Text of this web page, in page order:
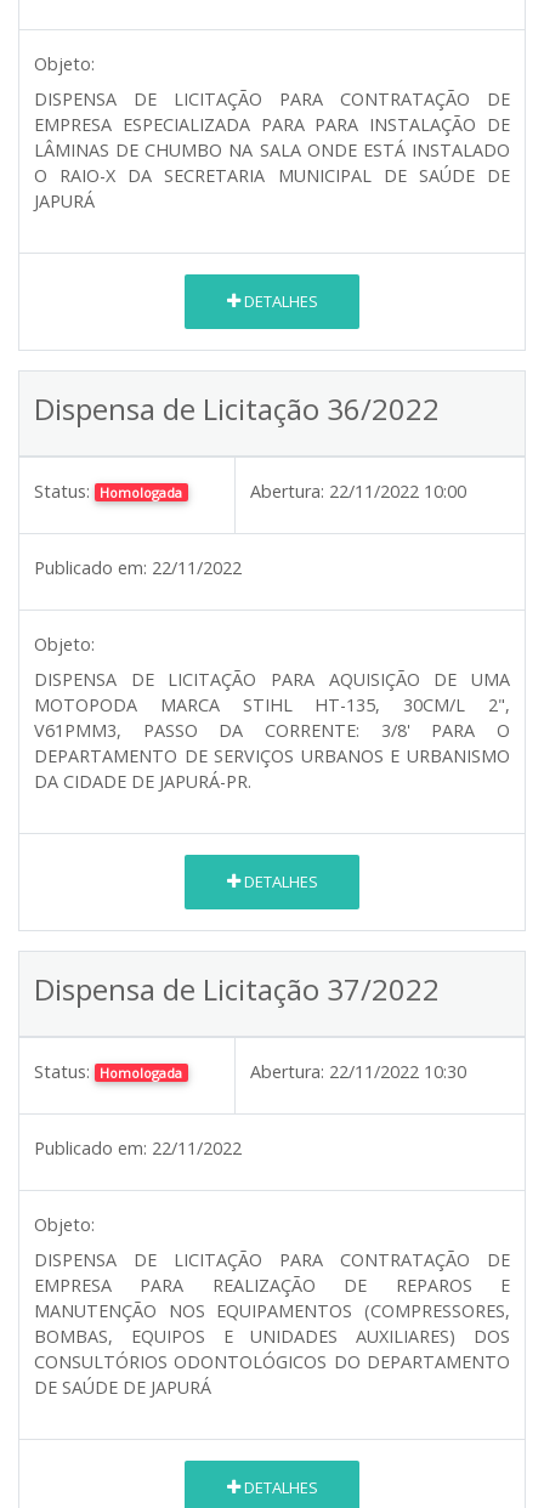
Objeto:
DISPENSA DE LICITAÇÃO PARA CONTRATAÇÃO DE
EMPRESA ESPECIALIZADA PARA PARA INSTALAÇÃO DE
LÂMINAS DE CHUMBO NA SALA ONDE ESTÁ INSTALADO
O RAIO-X DA SECRETARIA MUNICIPAL DE SAÚDE DE
JAPURÁ
DETALHES
Dispensa de Licitação 36/2022
Status: Homologada Abertura: 22/11/2022 10:00
Publicado em: 22/11/2022
Objeto:
DISPENSA DE LICITAÇÃO PARA AQUISIÇÃO DE UMA
MOTOPODA MARCA STIHL HT-135, 30CM/L 2",
V61PMM3, PASSO DA CORRENTE: 3/8' PARA O
DEPARTAMENTO DE SERVIÇOS URBANOS E URBANISMO
DA CIDADE DE JAPURÁ-PR.
DETALHES
Dispensa de Licitação 37/2022
Status: Homologada Abertura: 22/11/2022 10:30
Publicado em: 22/11/2022
Objeto:
DISPENSA DE LICITAÇÃO PARA CONTRATAÇÃO DE
EMPRESA PARA REALIZAÇÃO DE REPAROS E
MANUTENÇÃO NOS EQUIPAMENTOS (COMPRESSORES,
BOMBAS, EQUIPOS E UNIDADES AUXILIARES) DOS
CONSULTÓRIOS ODONTOLÓGICOS DO DEPARTAMENTO
DE SAÚDE DE JAPURÁ
DETALHES